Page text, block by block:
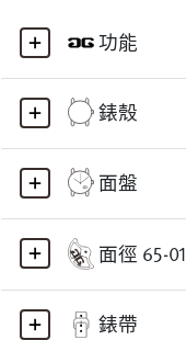
功能
錶殼
面盤
面徑 65-01
錶帶